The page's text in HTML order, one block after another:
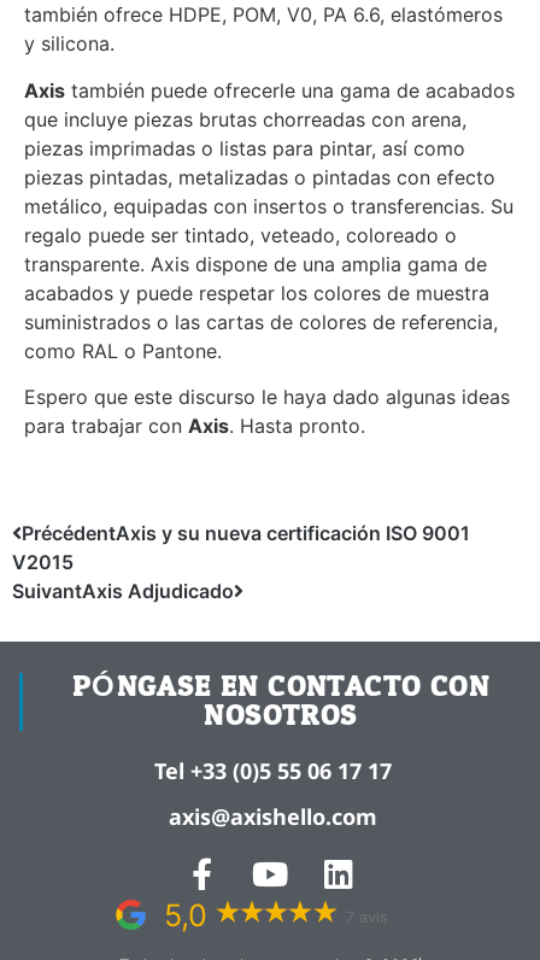
también ofrece HDPE, POM, V0, PA 6.6, elastómeros
y silicona.
Axis también puede ofrecerle una gama de acabados
que incluye piezas brutas chorreadas con arena,
piezas imprimadas o listas para pintar, así como
piezas pintadas, metalizadas o pintadas con efecto
metálico, equipadas con insertos o transferencias. Su
regalo puede ser tintado, veteado, coloreado o
transparente. Axis dispone de una amplia gama de
acabados y puede respetar los colores de muestra
suministrados o las cartas de colores de referencia,
como RAL o Pantone.
Espero que este discurso le haya dado algunas ideas
para trabajar con Axis. Hasta pronto.
PrécédentAxis y su nueva certificación ISO 9001
V2015
SuivantAxis Adjudicado
PÓNGASE EN CONTACTO CON
NOSOTROS
Tel +33 (0)5 55 06 17 17
axis@axishello.com
5,0 7 avis